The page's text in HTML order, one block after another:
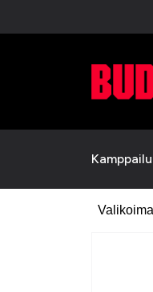
Valikoima